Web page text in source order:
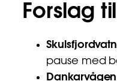
Forslag
pause med